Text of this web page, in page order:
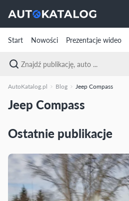
Start Nowości Prezentacje wideo
AutoKatalog.pl Blog Jeep Compass
Jeep Compass
Ostatnie publikacje